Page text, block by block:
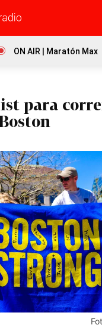
ON AIR | Maratón Max
para